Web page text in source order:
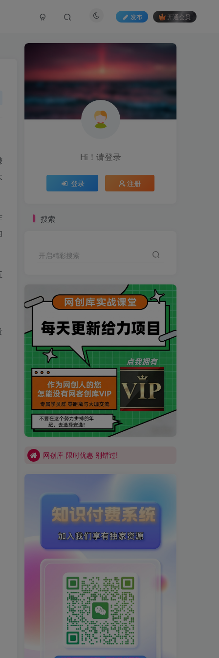
发布 开通会员
Hi！请登录
登录 注册
搜索
开启精彩搜索
买VIP会员或加盟商-全年最低价-立即抢额
网创库-限时优惠 别错过!
买VIP会员或加盟商-全年最低价-立即抢额
网创库-限时优惠 别错过!